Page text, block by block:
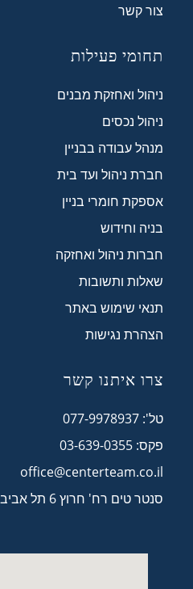
צור קשר
תחומי פעילות
ניהול ואחזקת מבנים
ניהול נכסים
מנהל עבודה בבניין
חברת ניהול ועד בית
אספקת חומרי בניין
בניה וחידוש
חברות ניהול ואחזקה
שאלות ותשובות
תנאי שימוש באתר
הצהרת נגישות
צרו איתנו קשר
טל': 077-9978937
פקס: 03-639-0355
office@centerteam.co.il
סנטר טים רח' חרוץ 6 תל אביב